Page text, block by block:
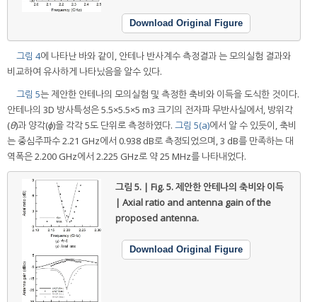
Download Original Figure
그림 4에 나타난 바와 같이, 안테나 반사계수 측정결과 는 모의실험 결과와
비교하여 유사하게 나타났음을 알수 있다.
그림 5는 제안한 안테나의 모의실험 및 측정한 축비와 이득을 도식한 것이다.
안테나의 3D 방사특성은 5.5×5.5×5 m3 크기의 전자파 무반사실에서, 방위각
(θ)과 양각(ϕ)을 각각 5도 단위로 측정하였다. 그림 5(a)에서 알 수 있듯이, 축비
는 중심주파수 2.21 GHz에서 0.938 dB로 측정되었으며, 3 dB를 만족하는 대
역폭은 2.200 GHz에서 2.225 GHz로 약 25 MHz를 나타내었다.
그림 5. | Fig. 5.제안한 안테나의 축비와 이득
| Axial ratio and antenna gain of the
proposed antenna.
Download Original Figure